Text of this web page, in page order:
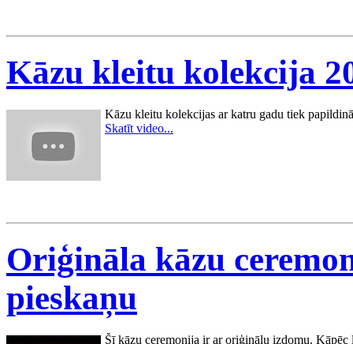
Kāzu kleitu kolekcija
Kāzu kleitu kolekcijas ar katru gadu tiek
Skatīt video...
Oriģināla kāzu
pieskaņu
Šī kāzu ceremonija ir ar oriģinālu izdomu. Kāpēc